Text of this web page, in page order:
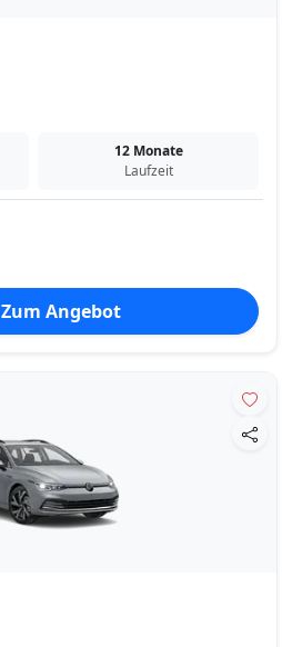
12 Monate
Laufzeit
Zum Angebot